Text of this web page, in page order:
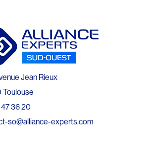
Jean Rieux
Toulouse
36 20
so@alliance-experts.com